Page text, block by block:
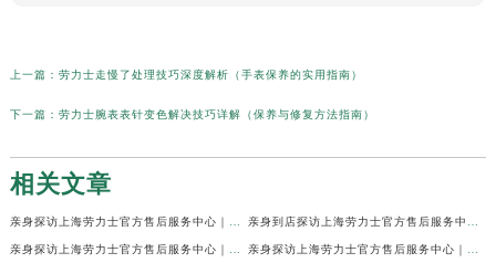
上一篇： 劳力士走慢了处理技巧深度解析（手表保养的实用指南）
下一篇： 劳力士腕表表针变色解决技巧详解（保养与修复方法指南）
相关文章